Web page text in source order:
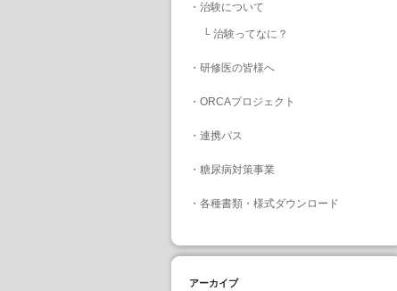
・ 治験について
└ 治験ってなに？
・ 研修医の皆様へ
・ ORCAプロジェクト
・ 連携パス
・ 糖尿病対策事業
・ 各種書類・様式ダウンロード
アーカイブ